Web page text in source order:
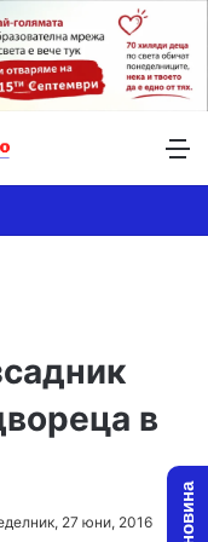
в
27 юни, 2016